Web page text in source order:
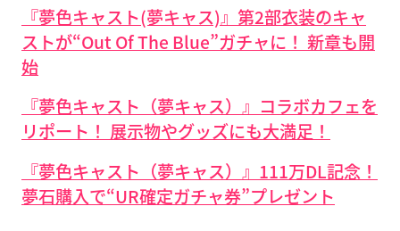
『夢色キャスト(夢キャス)』第2部衣装のキャ
ストが“Out Of The Blue”ガチャに！ 新章も開
始
『夢色キャスト（夢キャス）』コラボカフェを
リポート！ 展示物やグッズにも大満足！
『夢色キャスト（夢キャス）』111万DL記念！
夢石購入で“UR確定ガチャ券”プレゼント